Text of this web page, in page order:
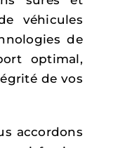
véhicules
de
optimal,
de vos
accordons